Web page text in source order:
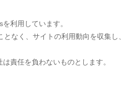
利用しています。
なく、サイトの利用動向を収集
責任を負わないものとします。